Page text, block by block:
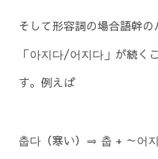
そして形容詞の場合語幹の
「아지다/어지다」が続く
す。例えば
춥다（寒い）⇒ 춥 + ～어